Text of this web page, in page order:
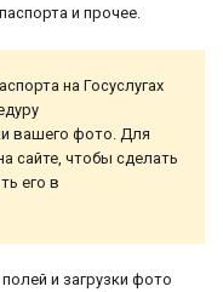
и прочее.
на Госуслугах
вашего фото. Для
сайте, чтобы сделать
его в
и загрузки фото